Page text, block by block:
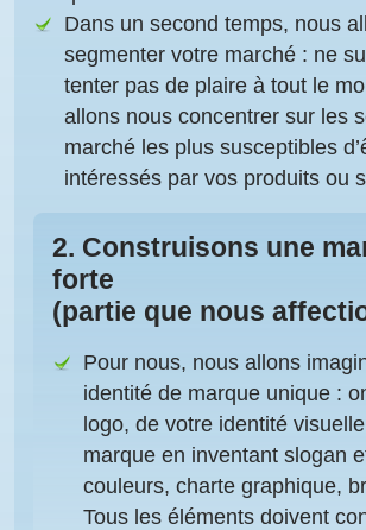
Dans un second temps, nous
segmenter votre marché : ne
tenter pas de plaire à tout le
allons nous concentrer sur les
marché les plus susceptibles
intéressés par vos produits ou
2. Construisons une
forte
(partie que nous
Pour nous, nous allons
identité de marque unique :
logo, de votre identité
marque en inventant slogan
couleurs, charte graphique,
Tous les éléments doivent